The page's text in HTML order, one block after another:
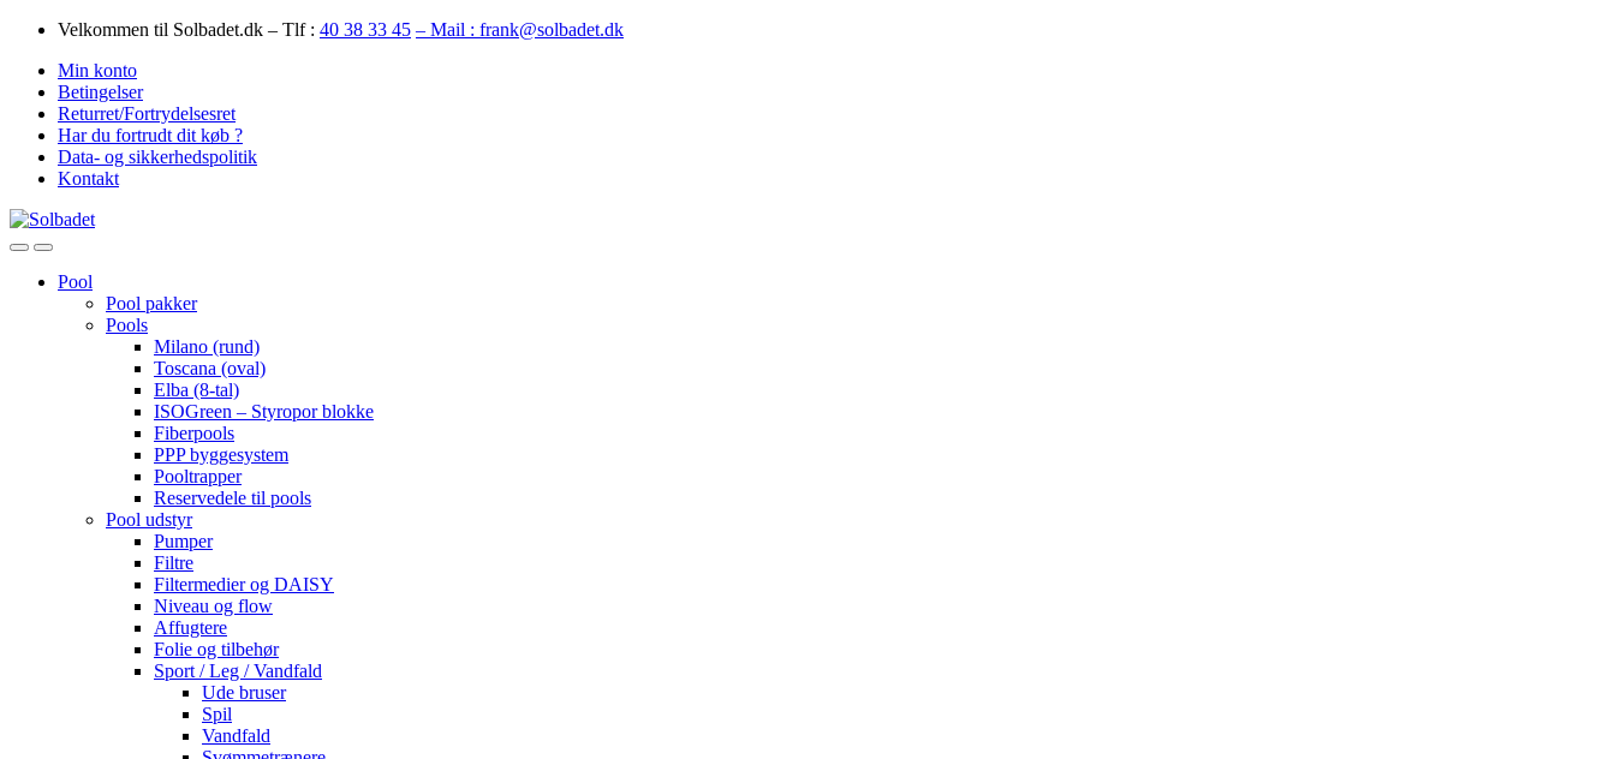
Skip
navigation
Skip
content
Velkommen til Solbadet.dk – Tlf : 40 38 33 45 – Mail : frank@solbadet.dk
Min konto
Betingelser
Returret/Fortrydelsesret
Har du fortrudt dit køb ?
Data- og sikkerhedspolitik
Kontakt
OpenClose
Pool
Pool pakker
Pools
Milano (rund)
Toscana (oval)
Elba (8-tal)
ISOGreen – Styropor blokke
Fiberpools
PPP byggesystem
Pooltrapper
Reservedele til pools
Pool udstyr
Pumper
Filtre
Filtermedier og DAISY
Niveau og flow
Affugtere
Folie og tilbehør
Sport / Leg / Vandfald
Ude bruser
Spil
Vandfald